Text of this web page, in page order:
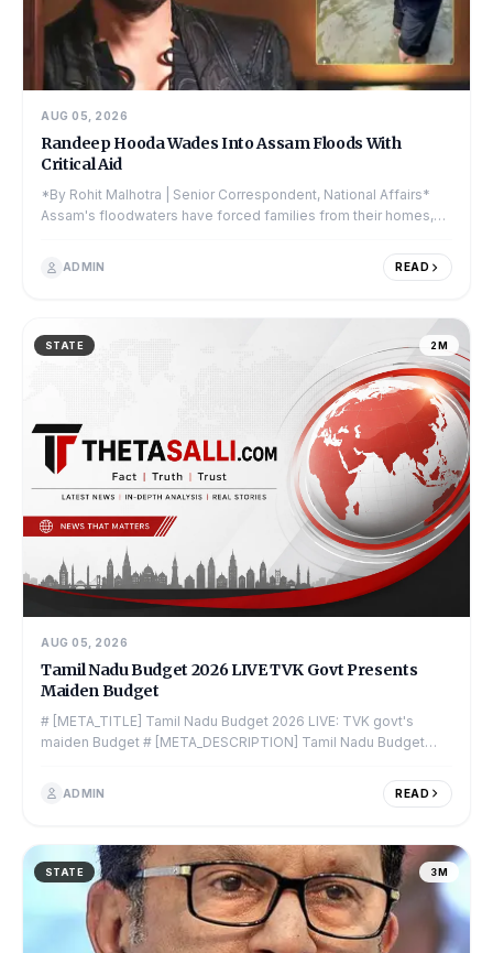
AUG 05, 2026
Randeep Hooda Wades Into Assam Floods With
Critical Aid
*By Rohit Malhotra | Senior Correspondent, National Affairs*
Assam's floodwaters have forced families from their homes,
ADMIN READ
STATE 2M
AUG 05, 2026
Tamil Nadu Budget 2026 LIVE TVK Govt Presents
Maiden Budget
# [META_TITLE] Tamil Nadu Budget 2026 LIVE: TVK govt's
maiden Budget # [META_DESCRIPTION] Tamil Nadu Budget
ADMIN READ
STATE 3M